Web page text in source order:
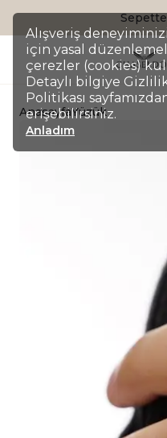
Alışveriş
için yasal
çerezler (cookies)
Detaylı bilgiye
Politikası
erişebilirsiniz.
Anladım
AnasayfaYüzük